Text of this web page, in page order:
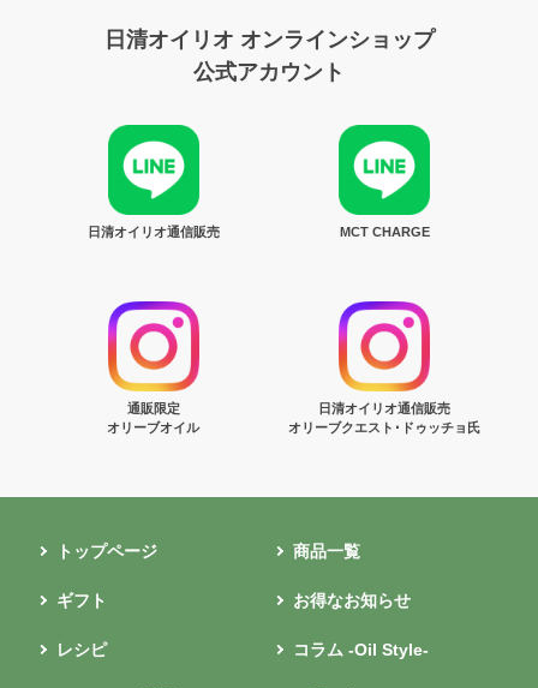
日清オイリオ オンラインショップ
公式アカウント
日清オイリオ通信販売 MCT CHARGE
通販限定
オリーブオイル
日清オイリオ通信販売
オリーブクエスト･ドゥッチョ氏
トップページ 商品一覧
ギフト お得なお知らせ
レシピ コラム -Oil Style-